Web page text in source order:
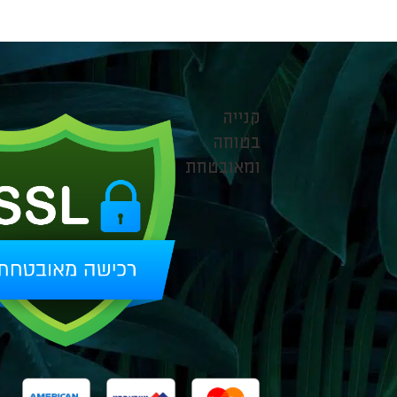
קנייה
בטוחה
ומאובטחת